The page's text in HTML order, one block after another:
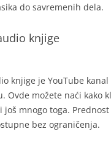
do savremenih dela.
knjige
knjige je YouTube
Ovde možete naći kako
još mnogo toga.
bez ograničenja.